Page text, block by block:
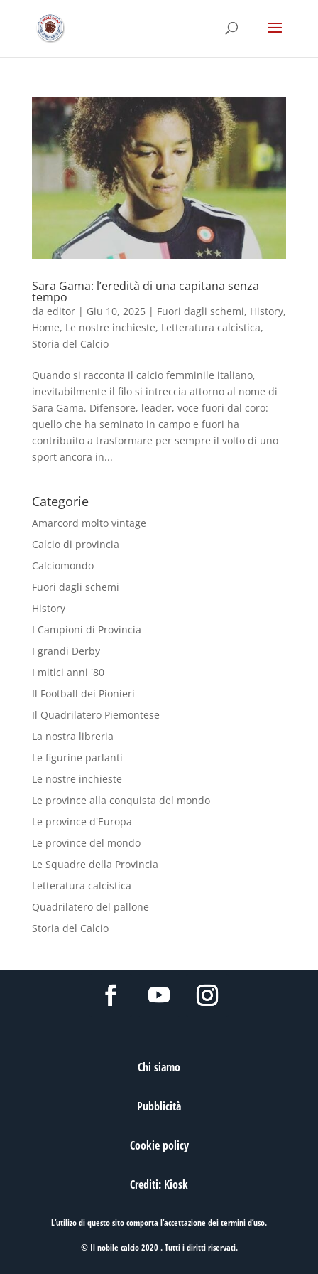
Sara Gama: l’eredità di una capitana senza
tempo
da editor| Giu 10, 2025| Fuori dagli schemi, History,
Home, Le nostre inchieste, Letteratura calcistica,
Storia del Calcio
Quando si racconta il calcio femminile italiano,
inevitabilmente il filo si intreccia attorno al nome di
Sara Gama. Difensore, leader, voce fuori dal coro:
quello che ha seminato in campo e fuori ha
contribuito a trasformare per sempre il volto di uno
sport ancora in...
Categorie
Amarcord molto vintage
Calcio di provincia
Calciomondo
Fuori dagli schemi
History
I Campioni di Provincia
I grandi Derby
I mitici anni '80
Il Football dei Pionieri
Il Quadrilatero Piemontese
La nostra libreria
Le figurine parlanti
Le nostre inchieste
Le province alla conquista del mondo
Le province d'Europa
Le province del mondo
Le Squadre della Provincia
Letteratura calcistica
Quadrilatero del pallone
Storia del Calcio
Chi siamo
Pubblicità
Cookie policy
Crediti: Kiosk
L’utilizo di questo sito comporta l’accettazione deitermini d’uso.
© Il nobile calcio 2020 . Tutti i diritti riservati.